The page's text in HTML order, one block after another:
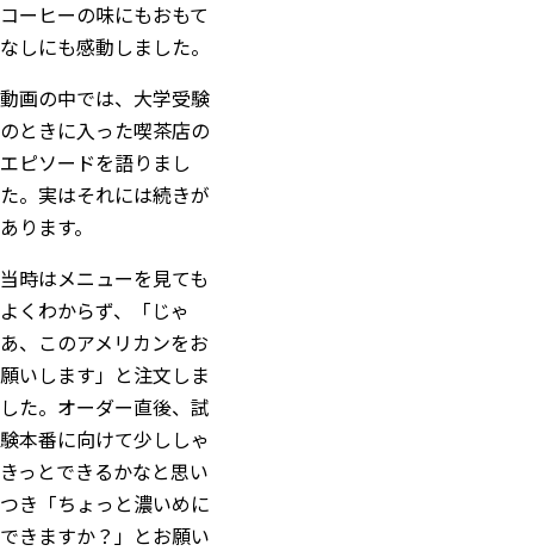
コーヒーの味にもおもて
なしにも感動しました。
動画の中では、大学受験
のときに入った喫茶店の
エピソードを語りまし
た。実はそれには続きが
あります。
当時はメニューを見ても
よくわからず、「じゃ
あ、このアメリカンをお
願いします」と注文しま
した。オーダー直後、試
験本番に向けて少ししゃ
きっとできるかなと思い
つき「ちょっと濃いめに
できますか？」とお願い